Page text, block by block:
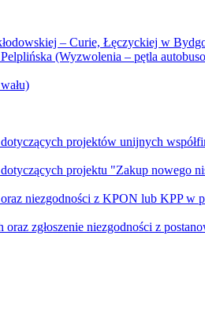
– Curie, Łęczyckiej w
(Wyzwolenia – pętla
projektów unijnych
projektu "Zakup nowego
niezgodności z KPON lub KPP w
zgłoszenie niezgodności z